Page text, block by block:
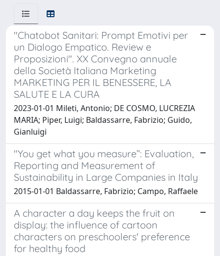
"Chatobot Sanitari: Prompt Emotivi per
un Dialogo Empatico. Review e
Proposizioni". XX Convegno annuale
della Società Italiana Marketing
MARKETING PER IL BENESSERE, LA
SALUTE E LA CURA
2023-01-01 Mileti, Antonio; DE COSMO, LUCREZIA
MARIA; Piper, Luigi; Baldassarre, Fabrizio; Guido,
Gianluigi
"You get what you measure”: Evaluation,
Reporting and Measurement of
Sustainability in Large Companies in Italy
2015-01-01 Baldassarre, Fabrizio; Campo, Raffaele
A character a day keeps the fruit on
display: the influence of cartoon
characters on preschoolers' preference
for healthy food